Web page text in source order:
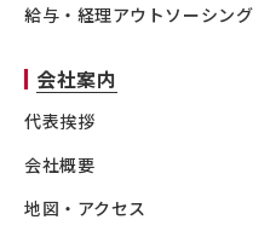
給与・経理アウトソーシング
会社案内
代表挨拶
会社概要
地図・アクセス